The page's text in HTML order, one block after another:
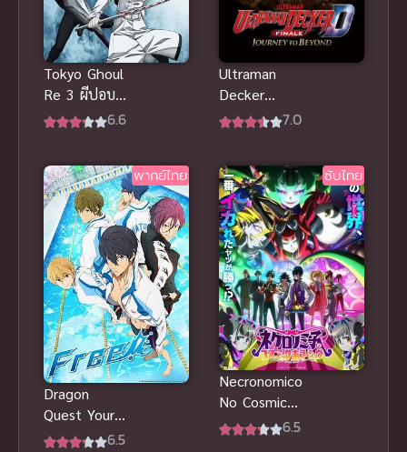
Tokyo Ghoul
Re 3 ผีปอบ
โตเกียว ภาค6.6
Ultraman
Decker
Finale อุลตร้า
อนาคตพากย์
ฮา
7.0
พากย์ไทย
Dragon
Quest Your
Story ดราก้อน
6.5
ซับไทย
Necronomico
No Cosmic
Horror Show
6.5